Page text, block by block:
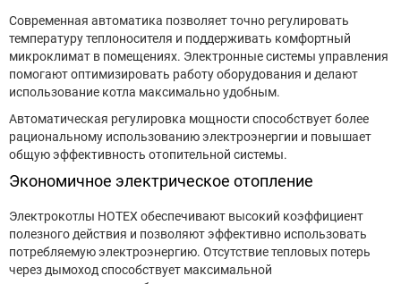
Современная автоматика позволяет точно регулировать
температуру теплоносителя и поддерживать комфортный
микроклимат в помещениях. Электронные системы управления
помогают оптимизировать работу оборудования и делают
использование котла максимально удобным.
Автоматическая регулировка мощности способствует более
рациональному использованию электроэнергии и повышает
общую эффективность отопительной системы.
Экономичное электрическое отопление
Электрокотлы HOTEX обеспечивают высокий коэффициент
полезного действия и позволяют эффективно использовать
потребляемую электроэнергию. Отсутствие тепловых потерь
через дымоход способствует максимальной